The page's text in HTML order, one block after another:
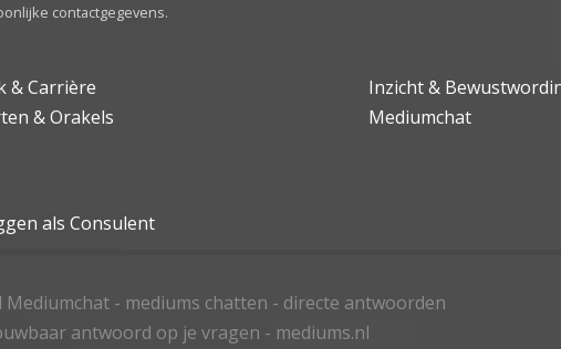
contactgegevens.
& Carrière
Inzicht &
& Orakels Mediumchat
als Consulent
Mediumchat - mediums chatten - directe antwoorden
antwoord op je vragen - mediums.nl